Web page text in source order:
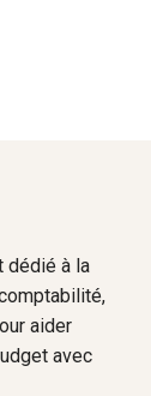
dédié à la
aider
avec